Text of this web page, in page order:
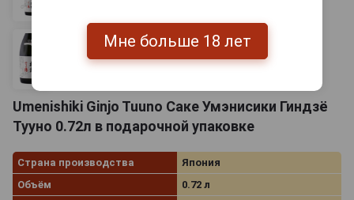
Umenishiki Ginjo Tuuno Саке Умэнисики Гиндзё
Тууно 0.72л в подарочной упаковке
Страна производства
Япония
Объём
0.72 л
Мне больше 18 лет